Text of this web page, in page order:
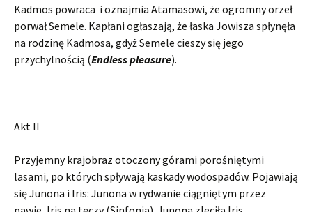
Kadmos powraca i oznajmia Atamasowi, że ogromny orzeł
porwał Semele. Kapłani ogłaszają, że łaska Jowisza spłynęła
na rodzinę Kadmosa, gdyż Semele cieszy się jego
przychylnością (Endless pleasure).
Akt II
Przyjemny krajobraz otoczony górami porośniętymi
lasami, po których spływają kaskady wodospadów. Pojawiają
się Junona i Iris: Junona w rydwanie ciągniętym przez